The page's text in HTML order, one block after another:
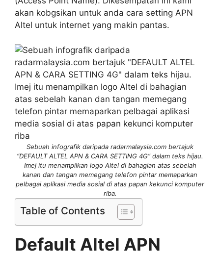
akan kobgsikan untuk anda cara setting APN
Altel untuk internet yang makin pantas.
Sebuah infografik daripada radarmalaysia.com bertajuk
“DEFAULT ALTEL APN & CARA SETTING 4G” dalam teks hijau.
Imej itu menampilkan logo Altel di bahagian atas sebelah
kanan dan tangan memegang telefon pintar memaparkan
pelbagai aplikasi media sosial di atas papan kekunci komputer
riba.
Table of Contents
Default Altel APN